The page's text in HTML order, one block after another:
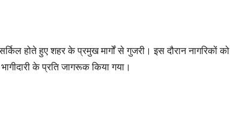
होते हुए शहर के प्रमुख मार्गों से गुजरी। इस दौरान नागरिकों को
के प्रति जागरूक किया गया।